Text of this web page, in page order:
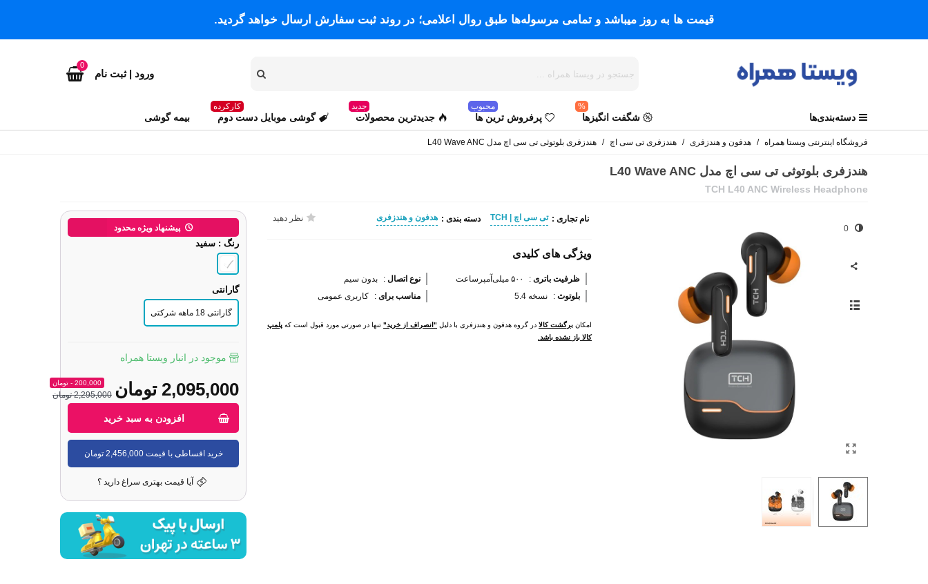
قیمت ها به روز میباشد و تمامی مرسوله‌ها طبق روال اعلامی؛ در روند ثبت سفارش ارسال خواهد گردید.
ورود | ثبت نام
0
دسته‌بندی‌ها شگفت انگیزها
%
پرفروش ترین ها
محبوب
جدیدترین محصولات
جدید
گوشی موبایل دست دوم
کارکرده
بیمه گوشی
فروشگاه اینترنتی ویستا همراه / هدفون و هندزفری / هندزفری تی سی اچ / هندزفری بلوتوثی تی سی اچ مدل L40 Wave ANC
هندزفری بلوتوثی تی سی اچ مدل L40 Wave ANC
TCH L40 ANC Wireless Headphone
0
نام تجاری : تی سی اچ | TCH دسته بندی : هدفون و هندزفری نظر دهید
ویژگی های کلیدی
ظرفیت باتری : ۵۰۰ میلی‌آمپر‌ساعت نوع اتصال :
بدون سیم
بلوتوث : نسخه 5.4 مناسب برای : کاربری عمومی
امکان برگشت کالادر گروه هدفون و هندزفری با دلیل "انصراف از خرید"تنها در صورتی مورد قبول است که پلمپ
کالا باز نشده باشد.
پیشنهاد ویژه محدود
رنگ : سفید
گارانتی
گارانتی 18 ماهه شرکتی
موجود در انبار ویستا همراه
افزودن به سبد خرید
2,095,000 تومان 200,000 - تومان
2,295,000 تومان
خرید اقساطی با قیمت 2,456,000 تومان
آیا قیمت بهتری سراغ دارید ؟